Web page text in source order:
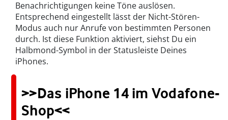
Benachrichtigungen keine Töne auslösen.
Entsprechend eingestellt lässt der Nicht-Stören-
Modus auch nur Anrufe von bestimmten Personen
durch. Ist diese Funktion aktiviert, siehst Du ein
Halbmond-Symbol in der Statusleiste Deines
iPhones.
>>Das iPhone 14 im Vodafone-
Shop<<